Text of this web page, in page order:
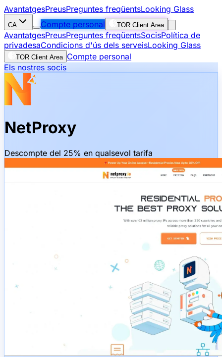
AvantatgesPreusPreguntes freqüentsLooking Glass
CA Compte personal TOR Client Area
AvantatgesPreusPreguntes freqüentsSocisPolítica de
privadesaCondicions d'ús dels serveisLooking Glass
TOR Client Area Compte personal
Els nostres socis
NetProxy
Descompte del 25% en qualsevol tarifa